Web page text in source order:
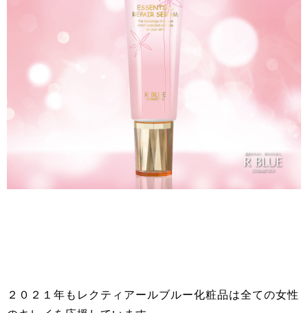
２０２１年もレクティアールブルー化粧品は全ての女性